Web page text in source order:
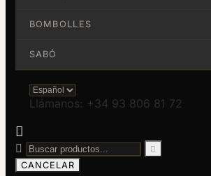
BOMBOLLES
SABÓ
Llámanos: +34 93 806 81 72



CANCELAR